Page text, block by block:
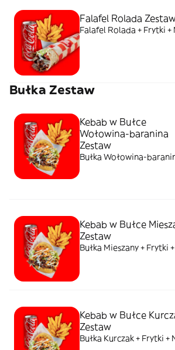
Falafel Rolada
Falafel Rolada + Frytki +
Bułka Zestaw
Kebab w Bułce
Wołowina-baranina
Zestaw
Bułka Wołowina-
Kebab w Bułce
Zestaw
Bułka Mieszany + Frytki
Kebab w Bułce
Zestaw
Bułka Kurczak + Frytki +